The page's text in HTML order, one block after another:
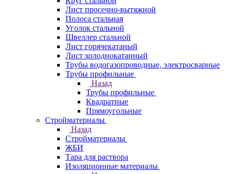
Лист просечно-вытяжной
Полоса стальная
Уголок стальной
Швеллер стальной
Лист горячекатаный
Лист холоднокатанный
Трубы водогазопроводные, электросварные
Трубы профильные
Назад
Трубы профильные
Квадратные
Прямоугольные
Стройматериалы
Назад
Стройматериалы
ЖБИ
Тара для раствора
Изоляционные материалы